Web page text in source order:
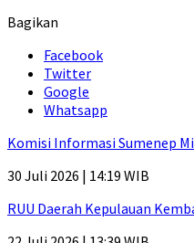
Bagikan
Facebook
Twitter
Google
Whatsapp
Komisi Informasi Sumenep
30 Juli 2026 | 14:19 WIB
RUU Daerah Kepulauan